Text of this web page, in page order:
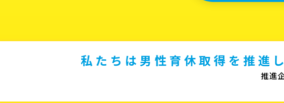
私たちは男性育休取得を推進
推進